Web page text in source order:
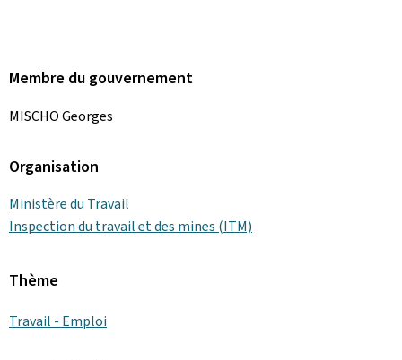
Membre du gouvernement
MISCHO Georges
Organisation
Ministère du Travail
Inspection du travail et des mines (ITM)
Thème
Travail - Emploi